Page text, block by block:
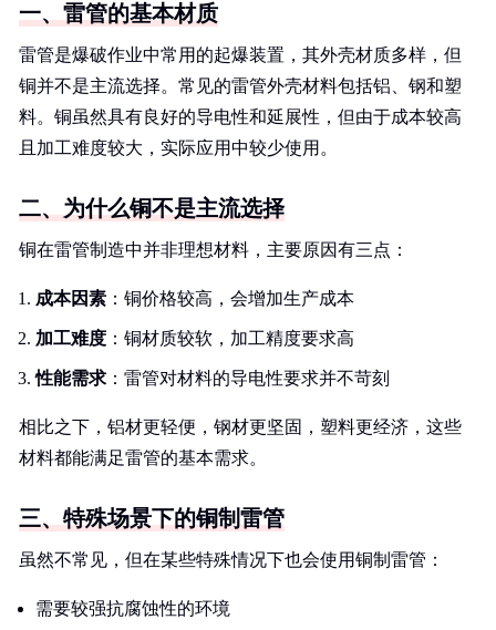
一、雷管的基本材质
雷管是爆破作业中常用的起爆装置，其外壳材质多样，但
铜并不是主流选择。常见的雷管外壳材料包括铝、钢和塑
料。铜虽然具有良好的导电性和延展性，但由于成本较高
且加工难度较大，实际应用中较少使用。
二、为什么铜不是主流选择
铜在雷管制造中并非理想材料，主要原因有三点：
成本因素 ：铜价格较高，会增加生产成本
加工难度 ：铜材质较软，加工精度要求高
性能需求 ：雷管对材料的导电性要求并不苛刻
相比之下，铝材更轻便，钢材更坚固，塑料更经济，这些
材料都能满足雷管的基本需求。
三、特殊场景下的铜制雷管
虽然不常见，但在某些特殊情况下也会使用铜制雷管：
需要较强抗腐蚀性的环境